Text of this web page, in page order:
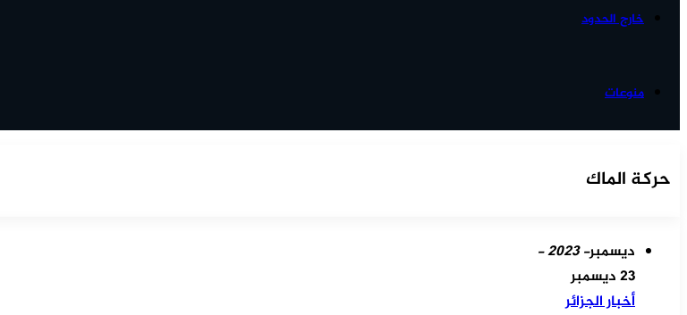
خارج الحدود
منوعات
حركة الماك
ديسمبر- 2023 -
23 ديسمبر
أخبار الجزائر